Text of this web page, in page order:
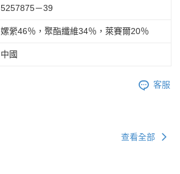
5257875－39
嫘縈46％，聚酯纖維34％，萊賽爾20％
中國
客服
查看全部